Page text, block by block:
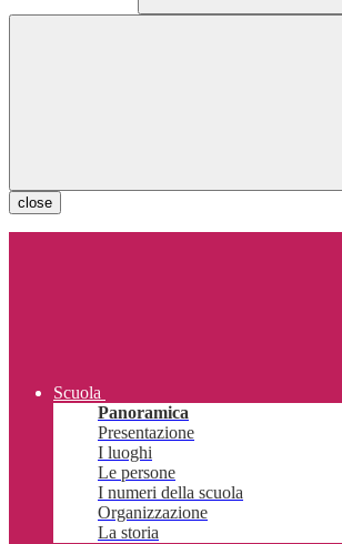
close
Scuola
Panoramica
Presentazione
I luoghi
Le persone
I numeri della scuola
Organizzazione
La storia